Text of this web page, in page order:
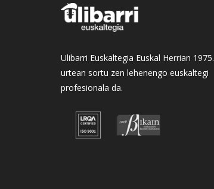
Ulibarri Euskaltegia Euskal Herrian 1975.
urtean sortu zen lehenengo euskaltegi
profesionala da.